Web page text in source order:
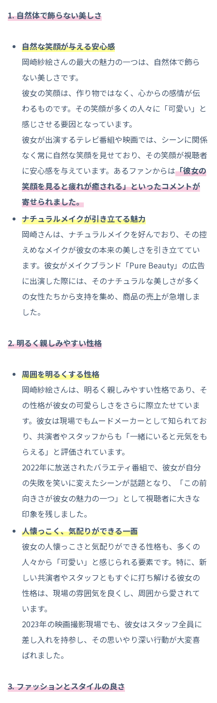
1. 自然体で飾らない美しさ
自然な笑顔が与える安心感
岡崎紗絵さんの最大の魅力の一つは、自然体で飾ら
ない美しさです。
彼女の笑顔は、作り物ではなく、心からの感情が伝
わるものです。その笑顔が多くの人々に「可愛い」と
感じさせる要因となっています。
彼女が出演するテレビ番組や映画では、シーンに関係
なく常に自然な笑顔を見せており、その笑顔が視聴者
に安心感を与えています。あるファンからは「彼女の
笑顔を見ると疲れが癒される」といったコメントが
寄せられました。
ナチュラルメイクが引き立てる魅力
岡崎さんは、ナチュラルメイクを好んでおり、その控
えめなメイクが彼女の本来の美しさを引き立ててい
ます。彼女がメイクブランド「Pure Beauty」の広告
に出演した際には、そのナチュラルな美しさが多く
の女性たちから支持を集め、商品の売上が急増しま
した。
2. 明るく親しみやすい性格
周囲を明るくする性格
岡崎紗絵さんは、明るく親しみやすい性格であり、そ
の性格が彼女の可愛らしさをさらに際立たせていま
す。彼女は現場でもムードメーカーとして知られてお
り、共演者やスタッフからも「一緒にいると元気をも
らえる」と評価されています。
2022年に放送されたバラエティ番組で、彼女が自分
の失敗を笑いに変えたシーンが話題となり、「この前
向きさが彼女の魅力の一つ」として視聴者に大きな
印象を残しました。
人懐っこく、気配りができる一面
彼女の人懐っこさと気配りができる性格も、多くの
人々から「可愛い」と感じられる要素です。特に、新
しい共演者やスタッフともすぐに打ち解ける彼女の
性格は、現場の雰囲気を良くし、周囲から愛されて
います。
2023年の映画撮影現場でも、彼女はスタッフ全員に
差し入れを持参し、その思いやり深い行動が大変喜
ばれました。
3. ファッションとスタイルの良さ